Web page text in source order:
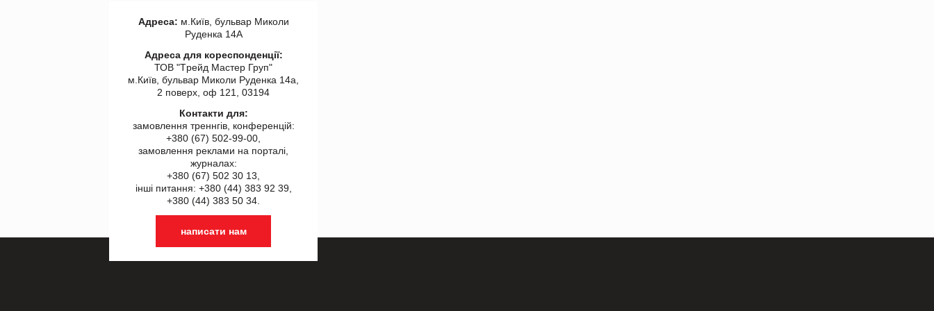
Адреса: м.Київ, бульвар Миколи
Руденка 14А
Адреса для кореспонденції:
ТОВ "Tрейд Мастер Груп"
м.Київ, бульвар Миколи Руденка 14а,
2 поверх, оф 121, 03194
Контакти для:
замовлення треннгів, конференцій:
+380 (67) 502-99-00,
замовлення реклами на порталі,
журналах:
+380 (67) 502 30 13,
інші питання: +380 (44) 383 92 39,
+380 (44) 383 50 34.
написати нам